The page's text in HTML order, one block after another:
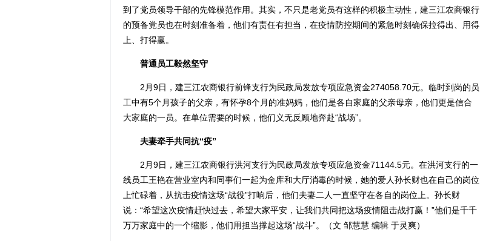
到了党员领导干部的先锋模范作用。其实，不只是老党员有这样的积极主动性，建三江农商银行
的预备党员也在时刻准备着，他们有责任有担当，在疫情防控期间的紧急时刻确保拉得出、用得
上、打得赢。
普通员工毅然坚守
2月9日，建三江农商银行前锋支行为民政局发放专项应急资金274058.70元。临时到岗的员
工中有5个月孩子的父亲，有怀孕8个月的准妈妈，他们是各自家庭的父亲母亲，他们更是信合
大家庭的一员。在单位需要的时候，他们义无反顾地奔赴“战场”。
夫妻牵手共同抗“疫”
2月9日，建三江农商银行洪河支行为民政局发放专项应急资金71144.5元。在洪河支行的一
线员工王艳在营业室内和同事们一起为金库和大厅消毒的时候，她的爱人孙长财也在自己的岗位
上忙碌着，从抗击疫情这场“战役”打响后，他们夫妻二人一直坚守在各自的岗位上。孙长财
说：“希望这次疫情赶快过去，希望大家平安，让我们共同把这场疫情阻击战打赢！”他们是千千
万万家庭中的一个缩影，他们用担当撑起这场“战斗”。（文 邹慧慧 编辑 于灵爽）